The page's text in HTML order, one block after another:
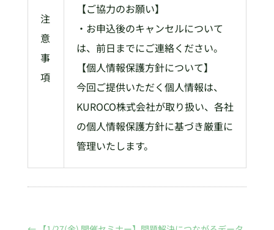
注
意
事
項
【ご協力のお願い】
・お申込後のキャンセルについて
は、前日までにご連絡ください。
【個人情報保護方針について】
今回ご提供いただく個人情報は、
KUROCO株式会社が取り扱い、各社
の個人情報保護方針に基づき厳重に
管理いたします。